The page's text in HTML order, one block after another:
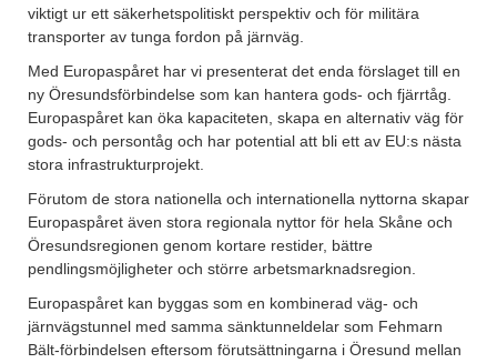
viktigt ur ett säkerhetspolitiskt perspektiv och för militära
transporter av tunga fordon på järnväg.
Med Europaspåret har vi presenterat det enda förslaget till en
ny Öresundsförbindelse som kan hantera gods- och fjärrtåg.
Europaspåret kan öka kapaciteten, skapa en alternativ väg för
gods- och persontåg och har potential att bli ett av EU:s nästa
stora infrastrukturprojekt.
Förutom de stora nationella och internationella nyttorna skapar
Europaspåret även stora regionala nyttor för hela Skåne och
Öresundsregionen genom kortare restider, bättre
pendlingsmöjligheter och större arbetsmarknadsregion.
Europaspåret kan byggas som en kombinerad väg- och
järnvägstunnel med samma sänktunneldelar som Fehmarn
Bält-förbindelsen eftersom förutsättningarna i Öresund mellan